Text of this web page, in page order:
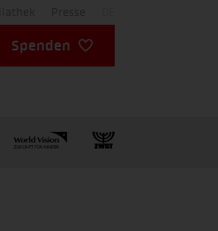
Spenden